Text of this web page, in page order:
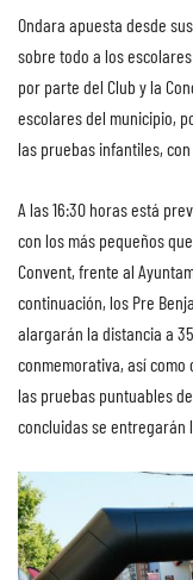
Ondara apuesta desde
sobre todo a los
por parte del Club y la
escolares del municipio,
las pruebas infantiles,
A las 16:30 horas está
con los más pequeños
Convent, frente al
continuación, los Pre
alargarán la distancia a
conmemorativa, así
las pruebas puntuables
concluidas se entregarán